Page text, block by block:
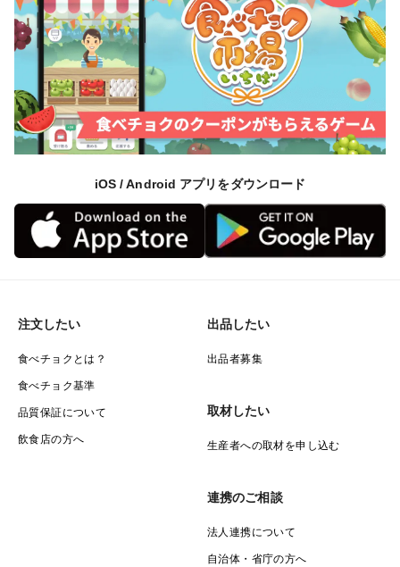
iOS / Android アプリをダウンロード
注文したい
食べチョクとは？
食べチョク基準
品質保証について
飲食店の方へ
出品したい
出品者募集
取材したい
生産者への取材を申し込む
連携のご相談
法人連携について
自治体・省庁の方へ